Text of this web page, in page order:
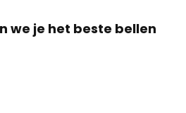
we je het beste bellen